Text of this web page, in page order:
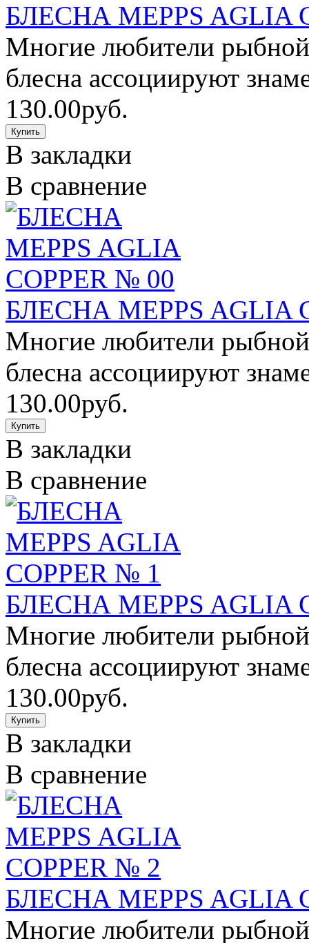
БЛЕСНА MEPPS AGLIA
Многие любители
блесна ассоциируют
130.00руб.
В закладки
В сравнение
БЛЕСНА MEPPS AGLIA
Многие любители
блесна ассоциируют
130.00руб.
В закладки
В сравнение
БЛЕСНА MEPPS AGLIA
Многие любители
блесна ассоциируют
130.00руб.
В закладки
В сравнение
БЛЕСНА MEPPS AGLIA
Многие любители